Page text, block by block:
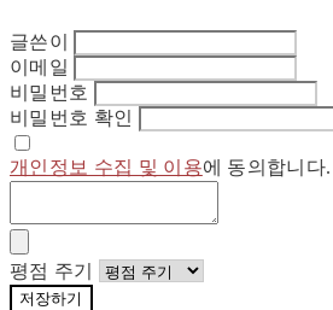
글쓴이
이메일
비밀번호
비밀번호 확인
개인정보 수집 및 이용에 동의합니다.
평점 주기
저장하기